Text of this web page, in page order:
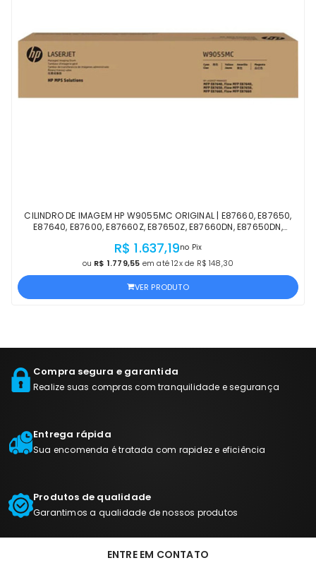
CILINDRO DE IMAGEM HP W9055MC ORIGINAL | E87660, E87650,
E87640, E87600, E87660Z, E87650Z, E87660DN, E87650DN,
R$ 1.637,19no Pix
ou R$ 1.779,55 em até 12x de R$ 148,30
VER PRODUTO
Compra segura e garantida
Realize suas compras com tranquilidade e segurança
Entrega rápida
Sua encomenda é tratada com rapidez e eficiência
Produtos de qualidade
Garantimos a qualidade de nossos produtos
ENTRE EM CONTATO